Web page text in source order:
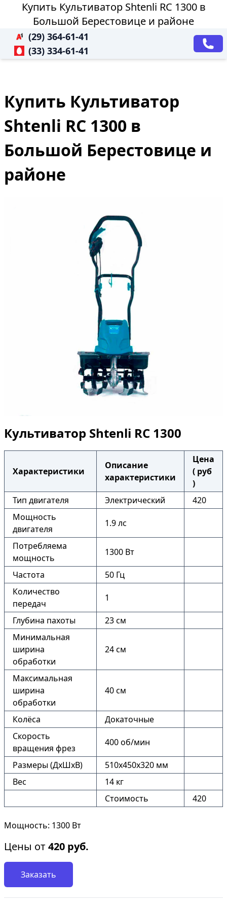
Купить Культиватор Shtenli RC 1300 в
Большой Берестовице и районе
(29) 364-61-41
(33) 334-61-41
Купить Культиватор
Shtenli RC 1300 в
Большой Берестовице и
районе
Культиватор Shtenli RC 1300
Характеристики
Описание
характеристики
Цена
( руб
)
Тип двигателя
Электрический
420
Мощность
двигателя
1.9 лс
Потребляема
мощность
1300 Вт
Частота
50 Гц
Количество
передач
1
Глубина пахоты
23 см
Минимальная
ширина
обработки
24 см
Максимальная
ширина
обработки
40 см
Колёса
Докаточные
Скорость
вращения фрез
400 об/мин
Размеры (ДхШхВ)
510х450х320 мм
Вес
14 кг
Стоимость
420
Мощность: 1300 Вт
Цены от420 руб.
Заказать